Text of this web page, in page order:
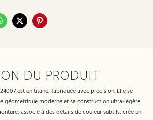
DU PRODUIT
est en titane, fabriquée avec précision. Elle se
géométrique moderne et sa construction ultra-légère.
associé à des détails de couleur subtils, crée un